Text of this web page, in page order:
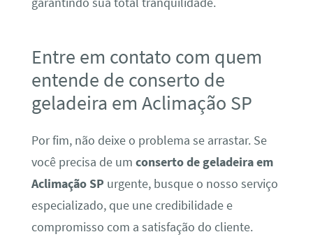
Entre em contato com quem
entende de conserto de
geladeira em Aclimação SP
Por fim, não deixe o problema se arrastar. Se
você precisa de um conserto de geladeira em
Aclimação SP urgente, busque o nosso serviço
especializado, que une credibilidade e
compromisso com a satisfação do cliente.